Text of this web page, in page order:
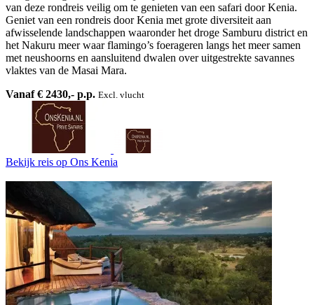
van deze rondreis veilig om te genieten van een safari door Kenia.
Geniet van een rondreis door Kenia met grote diversiteit aan
afwisselende landschappen waaronder het droge Samburu district en
het Nakuru meer waar flamingo’s foerageren langs het meer samen
met neushoorns en aansluitend dwalen over uitgestrekte savannes
vlaktes van de Masai Mara.
Vanaf € 2430,- p.p. Excl. vlucht
Bekijk reis op Ons Kenia